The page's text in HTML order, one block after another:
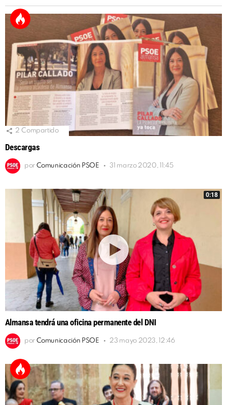
2 Compartido
Descargas
por Comunicación PSOE 31 marzo 2020, 11:45
0:18
Almansa tendrá una oficina permanente del DNI
por Comunicación PSOE 23 mayo 2023, 12:46